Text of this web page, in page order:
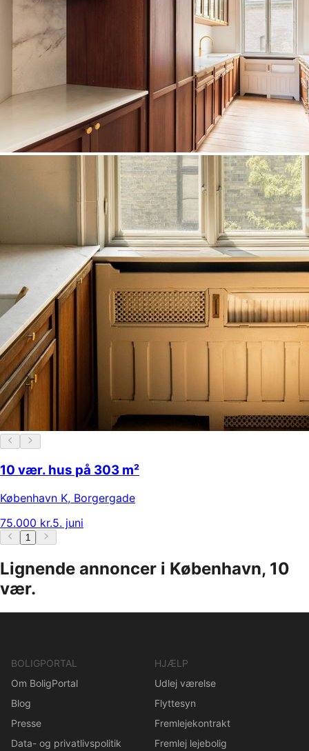
10 vær. hus på 303 m²
København K, Borgergade
75.000 kr.5. juni
1
Lignende annoncer i København, 10
vær.
BOLIGPORTAL
Om BoligPortal
Blog
Presse
Data- og privatlivspolitik
HJÆLP
Udlej værelse
Flyttesyn
Fremlejekontrakt
Fremlej lejebolig